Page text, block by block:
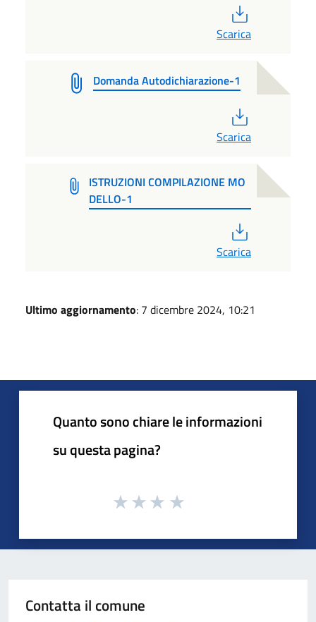
Scarica
Domanda Autodichiarazione-1
Scarica
ISTRUZIONI COMPILAZIONE MO
DELLO-1
Scarica
Ultimo aggiornamento: 7 dicembre 2024, 10:21
Quanto sono chiare le informazioni
su questa pagina?
Contatta il comune